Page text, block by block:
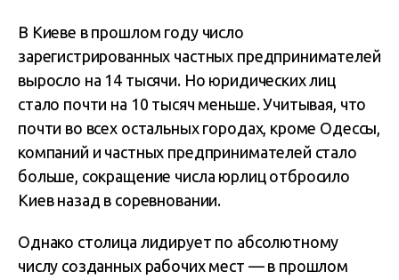
В Киеве в прошлом году число
зарегистрированных частных предпринимателей
выросло на 14 тысячи. Но юридических лиц
стало почти на 10 тысяч меньше. Учитывая, что
почти во всех остальных городах, кроме Одессы,
компаний и частных предпринимателей стало
больше, сокращение числа юрлиц отбросило
Киев назад в соревновании.
Однако столица лидирует по абсолютному
числу созданных рабочих мест — в прошлом